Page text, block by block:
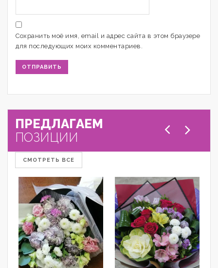
Сохранить моё имя, email и адрес сайта в этом браузере
для последующих моих комментариев.
ПРЕДЛАГАЕМ
ПОЗИЦИИ
СМОТРЕТЬ ВСЕ